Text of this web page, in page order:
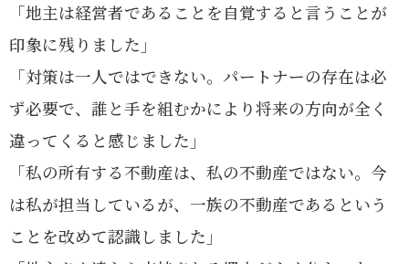
「地主は経営者であることを自覚すると言うことが
印象に残りました」
「対策は一人ではできない。パートナーの存在は必
ず必要で、誰と手を組むかにより将来の方向が全く
違ってくると感じました」
「私の所有する不動産は、私の不動産ではない。今
は私が担当しているが、一族の不動産であるという
ことを改めて認識しました」